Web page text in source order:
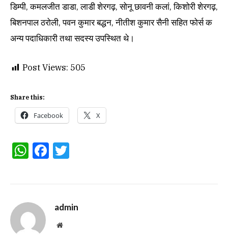
डिम्पी, कमलजीत डाडा, लाडी शेरगढ़, सोनू छावनी कलां, किशोरी शेरगढ़,
बिशनपाल ठरोली, पवन कुमार बद्धन, नीतीश कुमार सैनी सहित फोर्स क
अन्य पदाधिकारी तथा सदस्य उपस्थित थे।
Post Views: 505
Share this:
Facebook X
WhatsApp
Facebook
admin
Website